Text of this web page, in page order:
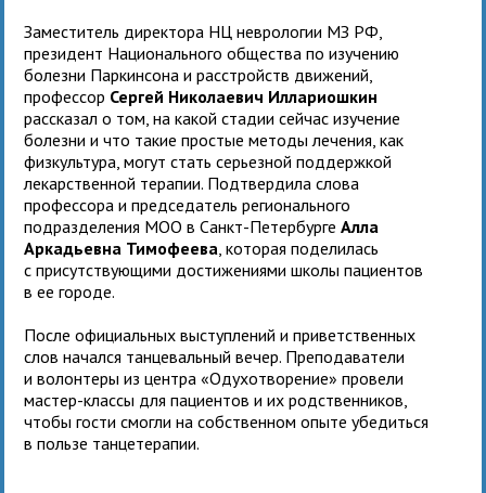
Заместитель директора НЦ неврологии МЗ РФ,
президент Национального общества по изучению
болезни Паркинсона и расстройств движений,
профессор Сергей Николаевич Иллариошкин
рассказал о том, на какой стадии сейчас изучение
болезни и что такие простые методы лечения, как
физкультура, могут стать серьезной поддержкой
лекарственной терапии. Подтвердила слова
профессора и председатель регионального
подразделения МОО в Санкт-ПетербургеАлла
Аркадьевна Тимофеева , которая поделилась
с присутствующими достижениями школы пациентов
в ее городе.
После официальных выступлений и приветственных
слов начался танцевальный вечер. Преподаватели
и волонтеры из центра «Одухотворение» провели
мастер-классы для пациентов и их родственников,
чтобы гости смогли на собственном опыте убедиться
в пользе танцетерапии.